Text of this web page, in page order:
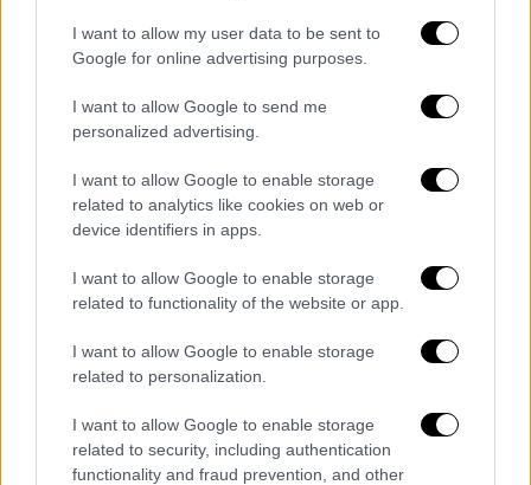
I want to allow my user data to be sent to
Google for online advertising purposes.
I want to allow Google to send me
personalized advertising.
I want to allow Google to enable storage
related to analytics like cookies on web or
device identifiers in apps.
I want to allow Google to enable storage
related to functionality of the website or app.
I want to allow Google to enable storage
related to personalization.
I want to allow Google to enable storage
related to security, including authentication
functionality and fraud prevention, and other
μηνών Ίριδας – Το χρονικό, το
καταγραφικό του ΕΚΑΒ και τα
ερωτήματα
Ελλάδα|23.02.2022 09:40
Αμαλιάδα: «Αντικαθιστούν»
πανεπιστημιακό τμήμα με πρόγραμμα
σπουδών κατώτερης βαθμίδας
Διαβάστε ακόμη
Δημιούργησαν με AI νέους ιούς μέσα σε
λίγες ώρες - Γιατί προβληματίζονται οι
επιστήμονες